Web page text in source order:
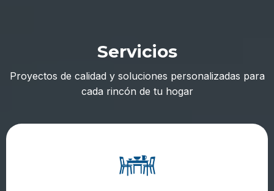
Servicios
Proyectos de calidad y soluciones personalizadas para
cada rincón de tu hogar